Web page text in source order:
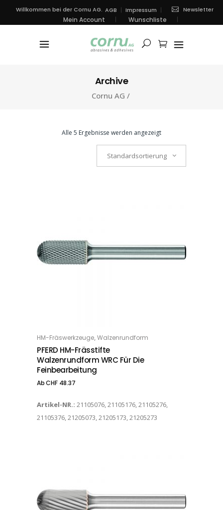
Willkommen bei der Cornu AG. AGB Impressum Newsletter
Mein Account Wunschliste
Archive
Cornu AG /
Alle 5 Ergebnisse werden angezeigt
Standardsortierung
OPTIONS
HM-Fräswerkzeuge,Walzenrundform
PFERD HM-Frässtifte
Walzenrundform WRC Für Die
Feinbearbeitung
AbCHF48.37
Artikel-NR.: 21105076, 21105176, 21105276,
21105376, 21205073, 21205173, 21205273